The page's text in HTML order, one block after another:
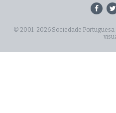
© 2001-2026 Sociedade Portuguesa